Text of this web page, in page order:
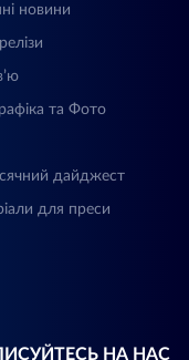
новини
та Фото
дайджест
для преси
НА НАС